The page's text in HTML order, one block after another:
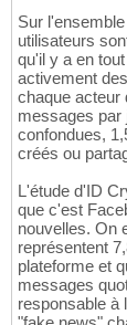
Sur
utilisateurs
qu'il y a en
activement
chaque acteur
messages par
confondues,
créés ou
L'étude d'ID
que c'est
nouvelles. On
représentent
plateforme et
messages
responsable à